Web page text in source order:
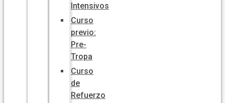
Intensivos
Curso
previo:
Pre-
Tropa
Curso
de
Refuerzo